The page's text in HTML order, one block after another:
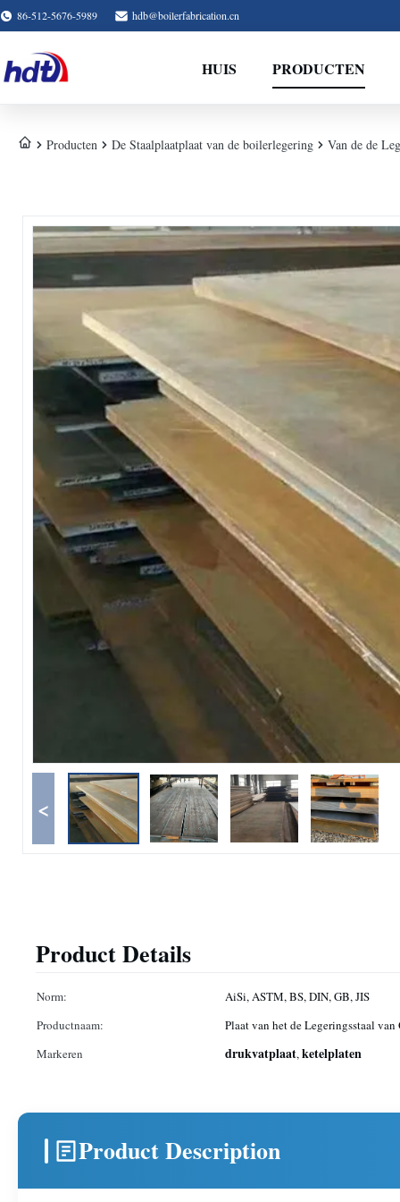
86-512-5676-5989 hdb@boilerfabrication.cn
HUIS PRODUCTEN
Producten De Staalplaatplaat van de boilerlegering Van de de
<
Product Details
Norm:
AiSi, ASTM, BS, DIN, GB, JIS
Productnaam:
Plaat van het de Legeringsstaal
Markeren
drukvatplaat,ketelplaten
Product Description